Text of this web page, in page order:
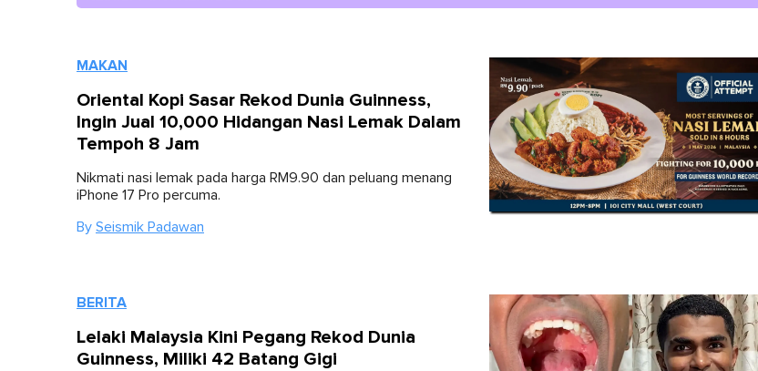
MAKAN
Oriental Kopi Sasar Rekod Dunia Guinness,
Ingin Jual 10,000 Hidangan Nasi Lemak Dalam
Tempoh 8 Jam
Nikmati nasi lemak pada harga RM9.90 dan peluang menang
iPhone 17 Pro percuma.
By Seismik Padawan
BERITA
Lelaki Malaysia Kini Pegang Rekod Dunia
Guinness, Miliki 42 Batang Gigi